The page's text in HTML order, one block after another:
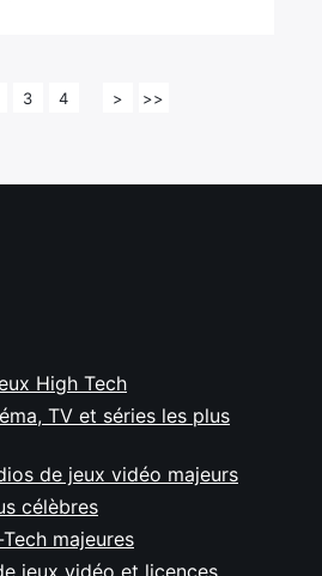
3 4 > >>
High Tech
TV et séries les plus
de jeux vidéo majeurs
célèbres
majeures
jeux vidéo et licences